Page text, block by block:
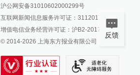
澎湃新闻抖音号
派生万物开放平台
IP SHANGHAI
SIXTH TONE
沪公网安备31010602000299号
互联网新闻信息服务许可证：31120170006
增值电信业务经营许可证：沪B2-2017116
© 2014-2026 上海东方报业有限公司
反馈